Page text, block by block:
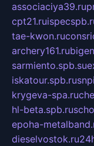
associaciya39.ru
cpt21.ru
tae-kwon.ru
archery161.ru
sarmiento.spb.su
iskatour.spb.ru
krygeva-spa.ru
hl-beta.spb.ru
epoha-
dieselvostok.ru